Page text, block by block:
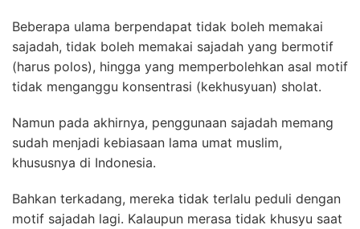
Beberapa ulama berpendapat tidak boleh memakai
sajadah, tidak boleh memakai sajadah yang bermotif
(harus polos), hingga yang memperbolehkan asal motif
tidak menganggu konsentrasi (kekhusyuan) sholat.
Namun pada akhirnya, penggunaan sajadah memang
sudah menjadi kebiasaan lama umat muslim,
khususnya di Indonesia.
Bahkan terkadang, mereka tidak terlalu peduli dengan
motif sajadah lagi. Kalaupun merasa tidak khusyu saat